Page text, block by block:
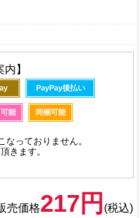
】
PayPay後払い
能 同梱可能
っておりません。
きます。
売価格217円 (税込)